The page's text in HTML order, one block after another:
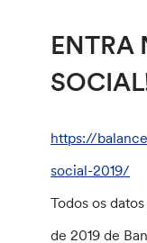
ENTRA
https://
social-2019/
Todos os
de 2019 de